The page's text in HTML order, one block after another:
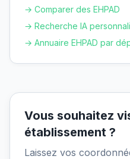
→ Comparer des EHPAD
→ Recherche IA
→ Annuaire EHPAD par
Vous souhaitez
établissement ?
Laissez vos